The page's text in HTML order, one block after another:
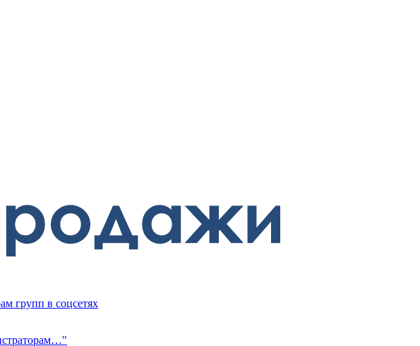
групп в соцсетях